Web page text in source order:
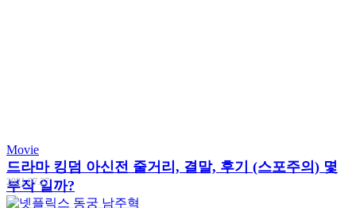
Movie
드라마 킹덤 아신전 줄거리, 결말, 후기 (스포주의) 몇
부작 일까?
2021.07.27